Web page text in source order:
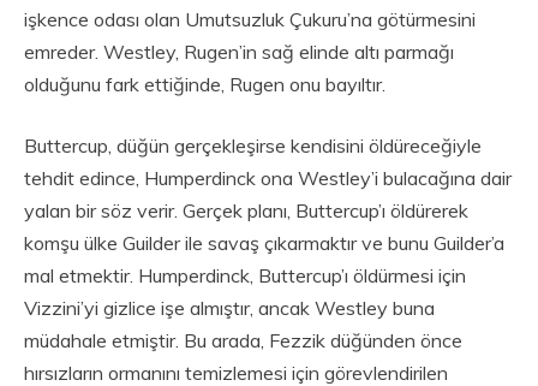
işkence odası olan Umutsuzluk Çukuru’na götürmesini
emreder. Westley, Rugen’in sağ elinde altı parmağı
olduğunu fark ettiğinde, Rugen onu bayıltır.
Buttercup, düğün gerçekleşirse kendisini öldüreceğiyle
tehdit edince, Humperdinck ona Westley’i bulacağına dair
yalan bir söz verir. Gerçek planı, Buttercup’ı öldürerek
komşu ülke Guilder ile savaş çıkarmaktır ve bunu Guilder’a
mal etmektir. Humperdinck, Buttercup’ı öldürmesi için
Vizzini’yi gizlice işe almıştır, ancak Westley buna
müdahale etmiştir. Bu arada, Fezzik düğünden önce
hırsızların ormanını temizlemesi için görevlendirilen